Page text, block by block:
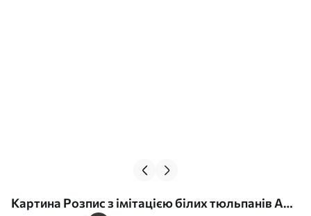
Картина Розпис з імітацією білих тюльпанів Арт.